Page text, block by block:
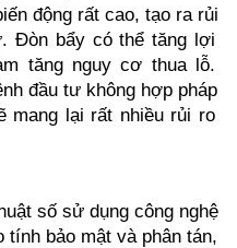
động rất cao, tạo ra rủi
Đòn bẩy có thể tăng lợi
tăng nguy cơ thua lỗ.
đầu tư không hợp pháp
mang lại rất nhiều rủi ro
số sử dụng công nghệ
tính bảo mật và phân tán,